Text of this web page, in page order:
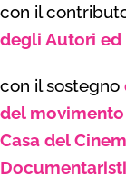
con il
degli Autori ed
con il sostegno
del
Casa del